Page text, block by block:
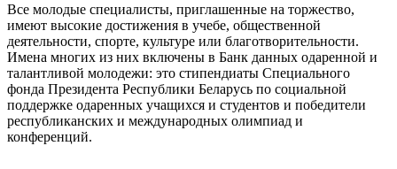
Все молодые специалисты, приглашенные на торжество,
имеют высокие достижения в учебе, общественной
деятельности, спорте, культуре или благотворительности.
Имена многих из них включены в Банк данных одаренной и
талантливой молодежи: это стипендиаты Специального
фонда Президента Республики Беларусь по социальной
поддержке одаренных учащихся и студентов и победители
республиканских и международных олимпиад и
конференций.